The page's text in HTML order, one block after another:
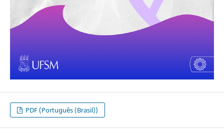
PDF (Português (Brasil))